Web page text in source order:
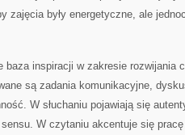
zajęcia były energetyczne, ale
baza inspiracji w zakresie rozwijania
są zadania komunikacyjne,
W słuchaniu pojawiają się
W czytaniu akcentuje się